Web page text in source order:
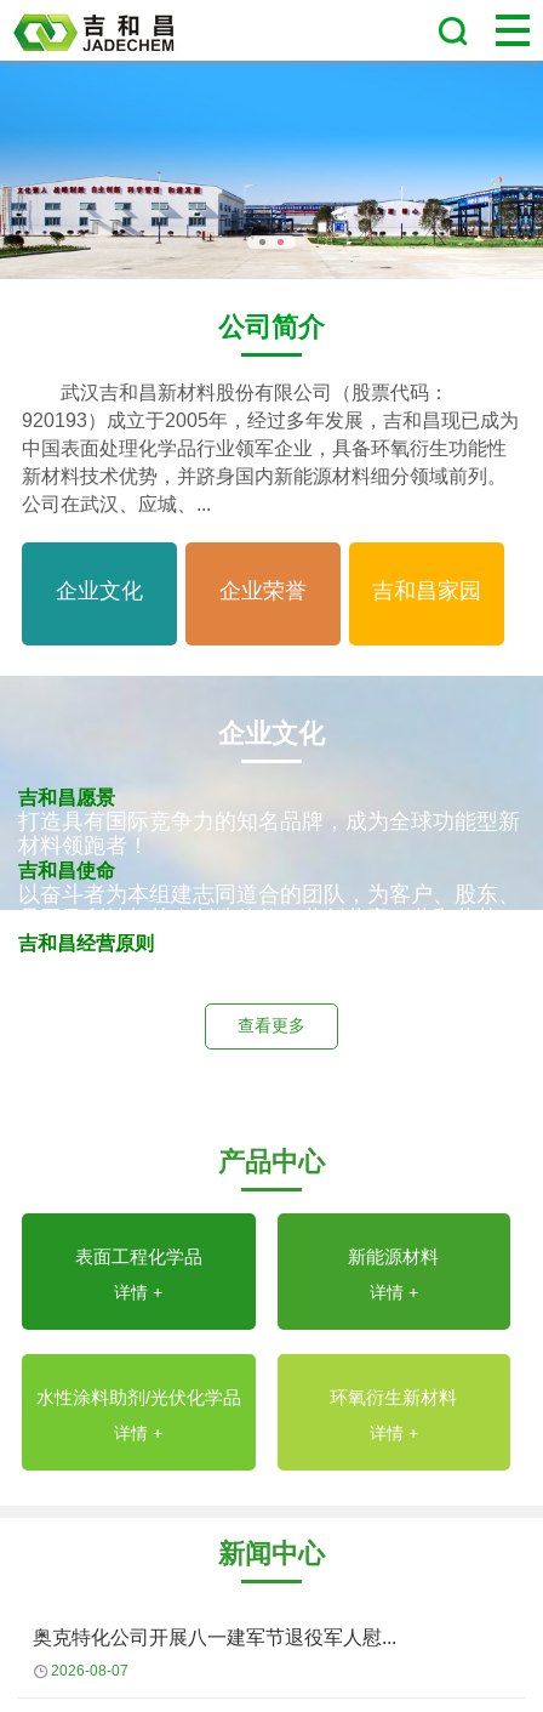
公司简介
武汉吉和昌新材料股份有限公司
（股票代码：
920193）成立于2005年，经过多年发展，吉和昌现已成为
中国表面处理化学品行业领军企业，具备环氧衍生功能性
新材料技术优势，并跻身国内新能源材料细分领域前列。
公司在武汉、应城、...
企业文化 企业荣誉 吉和昌家园
企业文化
吉和昌愿景
打造具有国际竞争力的知名品牌，成为全球功能型新
材料领跑者！
吉和昌使命
以奋斗者为本组建志同道合的团队，为客户、股东、
吉和昌经营原则
查看更多
产品中心
表面工程化学品
详情 +
新能源材料
详情 +
水性涂料助剂/光伏化学品
详情 +
环氧衍生新材料
详情 +
新闻中心
奥克特化公司开展八一建军节退役军人慰...
2026-08-07